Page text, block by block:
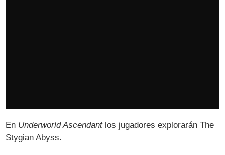
En Underworld Ascendantlos jugadores explorarán The
Stygian Abyss.